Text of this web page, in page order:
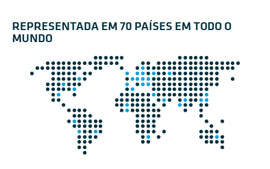
REPRESENTADA EM 70 PAÍSES EM TODO O
MUNDO